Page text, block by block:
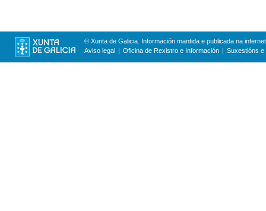
© Xunta de Galicia. Información mantida e publicada na
Aviso legal
Oficina de Rexistro e Información Suxestións e